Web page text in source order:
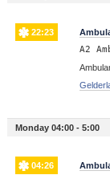
22:23
A2
Monday 04:00 - 5:00
04:26